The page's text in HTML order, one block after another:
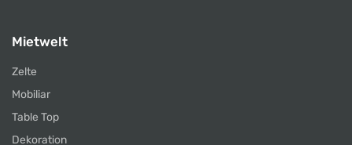
Mietwelt
Zelte
Mobiliar
Table Top
Dekoration